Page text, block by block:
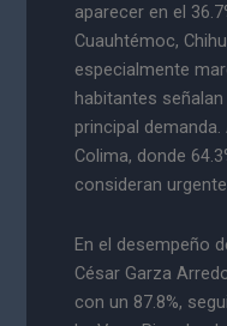
aparecer en el
Cuauhtémoc,
especialmente
habitantes
principal
Colima, donde
consideran
En el desempeño
César Garza
con un 87.8%,